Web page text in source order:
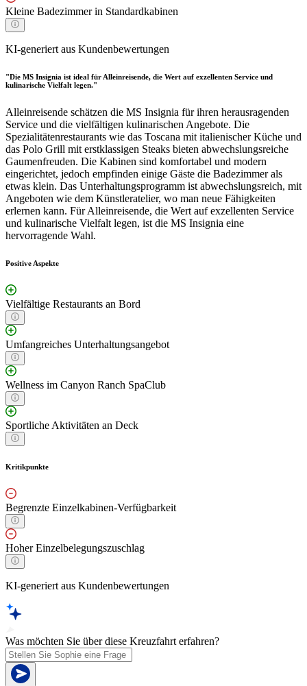
Kleine Badezimmer in Standardkabinen
KI-generiert aus Kundenbewertungen
"Die MS Insignia ist ideal für Alleinreisende, die Wert auf exzellenten Service und
kulinarische Vielfalt legen."
Alleinreisende schätzen die MS Insignia für ihren herausragenden
Service und die vielfältigen kulinarischen Angebote. Die
Spezialitätenrestaurants wie das Toscana mit italienischer Küche und
das Polo Grill mit erstklassigen Steaks bieten abwechslungsreiche
Gaumenfreuden. Die Kabinen sind komfortabel und modern
eingerichtet, jedoch empfinden einige Gäste die Badezimmer als
etwas klein. Das Unterhaltungsprogramm ist abwechslungsreich, mit
Angeboten wie dem Künstleratelier, wo man neue Fähigkeiten
erlernen kann. Für Alleinreisende, die Wert auf exzellenten Service
und kulinarische Vielfalt legen, ist die MS Insignia eine
hervorragende Wahl.
Positive Aspekte
Vielfältige Restaurants an Bord
Umfangreiches Unterhaltungsangebot
Wellness im Canyon Ranch SpaClub
Sportliche Aktivitäten an Deck
Kritikpunkte
Begrenzte Einzelkabinen-Verfügbarkeit
Hoher Einzelbelegungszuschlag
KI-generiert aus Kundenbewertungen
Was möchten Sie über diese Kreuzfahrt erfahren?